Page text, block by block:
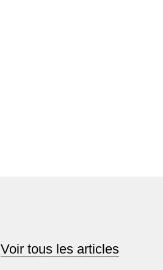
Voir tous les articles